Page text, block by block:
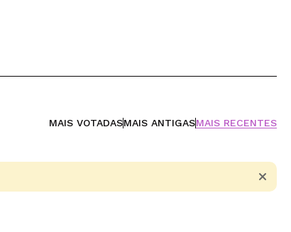
MAIS VOTADASMAIS ANTIGASMAIS RECENTES